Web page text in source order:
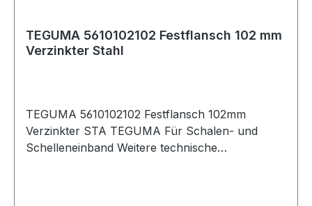
TEGUMA 5610102102 Festflansch 102 mm
Verzinkter Stahl
TEGUMA 5610102102 Festflansch 102mm
Verzinkter STA TEGUMA Für Schalen- und
Schelleneinband Weitere technische